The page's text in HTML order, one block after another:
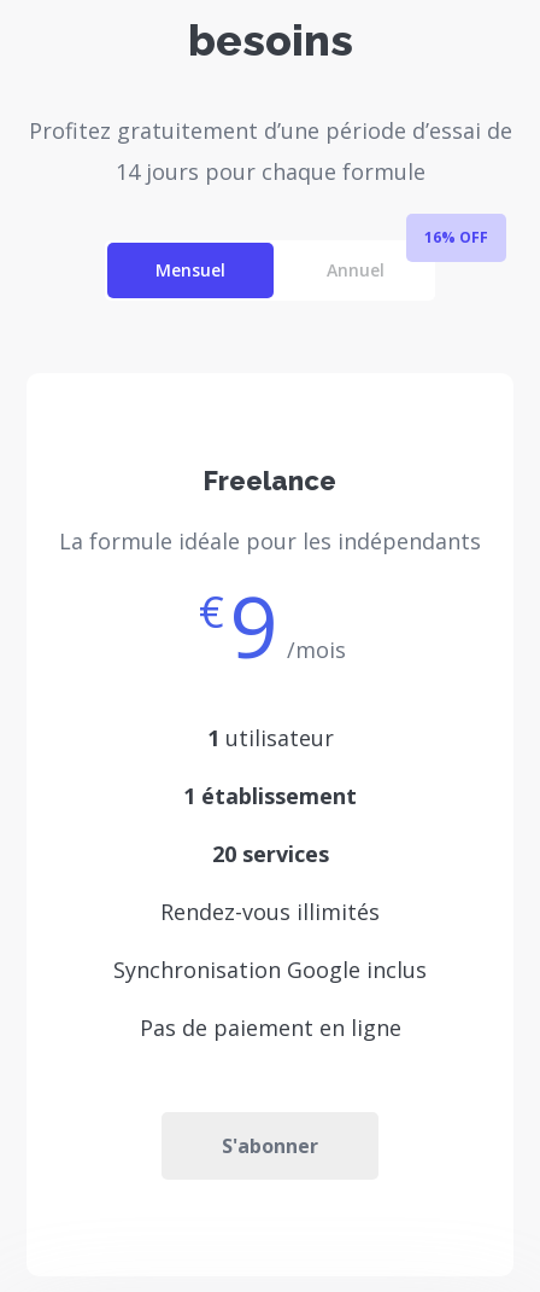
besoins
Profitez gratuitement d’une période d’essai de
14 jours pour chaque formule
Mensuel Annuel
16% OFF
Freelance
La formule idéale pour les indépendants
€9 /mois
1 utilisateur
1 établissement
20 services
Rendez-vous illimités
Synchronisation Google inclus
Pas de paiement en ligne
S'abonner